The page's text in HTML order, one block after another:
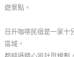
玩
玩
樂
遊景點。
日升咖啡民宿是一家十
區域，